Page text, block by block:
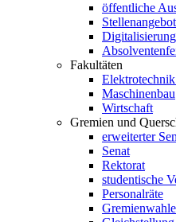
öffentliche
Digitalisierung
Fakultäten
Maschinenbau
Wirtschaft
Gremien und
erweiterter
Senat
Rektorat
studentische
Personalräte